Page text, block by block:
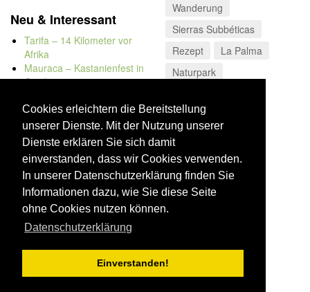
Cookies erleichtern die Bereitstellung
unserer Dienste. Mit der Nutzung unserer
Dienste erklären Sie sich damit
einverstanden, dass wir Cookies verwenden.
In unserer Datenschutzerklärung finden Sie
Informationen dazu, wie Sie diese Seite
ohne Cookies nutzen können.
Datenschutzerklärung
Einverstanden!
Neu & Interessant
Tarifa – 14 Kilometer vor
Afrika
Mauraca – Kastanienfest in
Capileira
Bolonia
Kap Trafalgar
Düne von Bolonia
Wanderung
Sierras Subbéticas
Rezept
La Palma
Naturpark